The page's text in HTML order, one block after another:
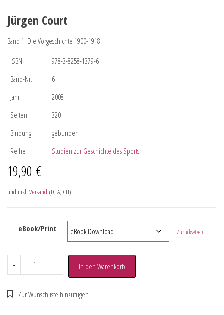
Jürgen Court
Band 1: Die Vorgeschichte 1900-1918
ISBN
978-3-8258-1379-6
Band-Nr.
6
Jahr
2008
Seiten
320
Bindung
gebunden
Reihe
Studien zur Geschichte des Sports
19,90 €
und inkl. Versand (D, A, CH)
eBook/Print Zurücksetzen
- + In den Warenkorb